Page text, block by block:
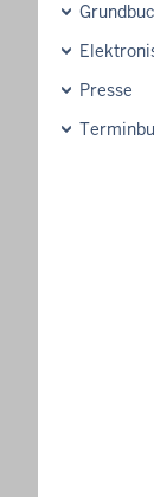
Presse